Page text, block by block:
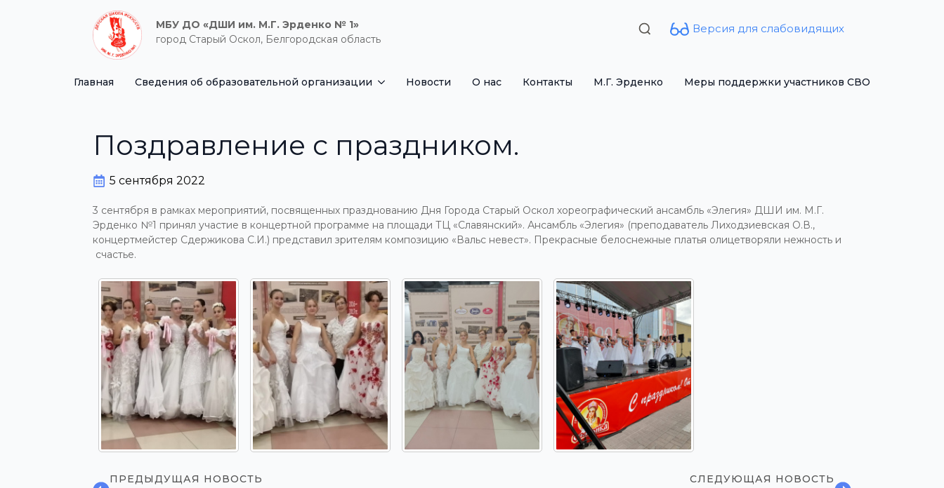
МБУ ДО «ДШИ им. М.Г. Эрденко № 1»
город Старый Оскол, Белгородская область
Версия для слабовидящих
Главная Сведения об образовательной организации Новости О нас Контакты М.Г. Эрденко Меры поддержки участников СВО
Поздравление с праздником.
5 сентября 2022
3 сентября в рамках мероприятий, посвященных празднованию Дня Города Старый Оскол хореографический ансамбль «Элегия» ДШИ им. М.Г.
Эрденко №1 принял участие в концертной программе на площади ТЦ «Славянский». Ансамбль «Элегия» (преподаватель Лиходзиевская О.В.,
концертмейстер Сдержикова С.И.) представил зрителям композицию «Вальс невест». Прекрасные белоснежные платья олицетворяли нежность и
счастье.
ПРЕДЫДУЩАЯ НОВОСТЬ СЛЕДУЮЩАЯ НОВОСТЬ